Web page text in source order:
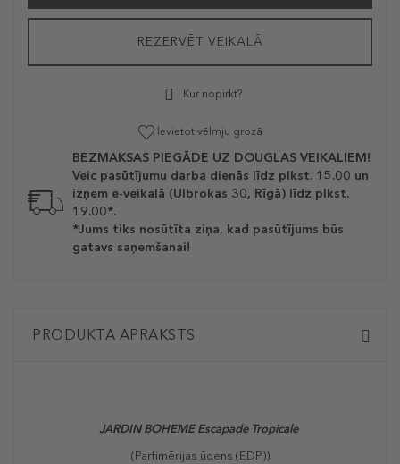
REZERVĒT VEIKALĀ
Kur nopirkt?
Ievietot vēlmju grozā
BEZMAKSAS PIEGĀDE UZ DOUGLAS VEIKALIEM!
Veic pasūtījumu darba dienās līdz plkst. 15.00 un
izņem e-veikalā (Ulbrokas 30, Rīgā) līdz plkst.
19.00*.
*Jums tiks nosūtīta ziņa, kad pasūtījums būs
gatavs saņemšanai!
PRODUKTA APRAKSTS
JARDIN BOHEME Escapade Tropicale
(Parfimērijas ūdens (EDP))